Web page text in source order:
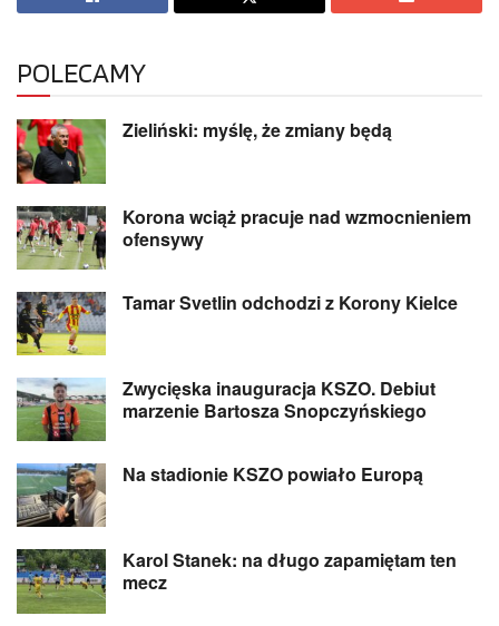
POLECAMY
Zieliński: myślę, że zmiany będą
Korona wciąż pracuje nad wzmocnieniem
ofensywy
Tamar Svetlin odchodzi z Korony Kielce
Zwycięska inauguracja KSZO. Debiut
marzenie Bartosza Snopczyńskiego
Na stadionie KSZO powiało Europą
Karol Stanek: na długo zapamiętam ten
mecz